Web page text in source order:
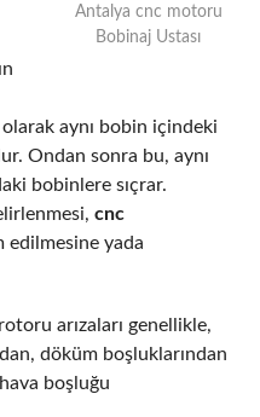
Antalya cnc motoru
Bobinaj Ustası
aynı bobin içindeki
Ondan sonra bu, aynı
bobinlere sıçrar.
cnc
edilmesine yada
rotoru arızaları genellikle,
döküm boşluklarından
boşluğu